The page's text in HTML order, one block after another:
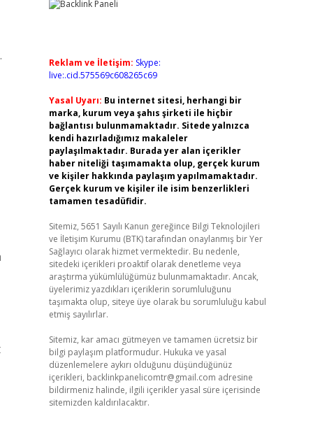
Reklam ve İletişim: Skype:
live:.cid.575569c608265c69
Yasal Uyarı: Bu internet sitesi, herhangi bir
marka, kurum veya şahıs şirketi ile hiçbir
bağlantısı bulunmamaktadır. Sitede yalnızca
kendi hazırladığımız makaleler
paylaşılmaktadır. Burada yer alan içerikler
haber niteliği taşımamakta olup, gerçek kurum
ve kişiler hakkında paylaşım yapılmamaktadır.
Gerçek kurum ve kişiler ile isim benzerlikleri
tamamen tesadüfidir.
Sitemiz, 5651 Sayılı Kanun gereğince Bilgi Teknolojileri
ve İletişim Kurumu (BTK) tarafından onaylanmış bir Yer
Sağlayıcı olarak hizmet vermektedir. Bu nedenle,
sitedeki içerikleri proaktif olarak denetleme veya
araştırma yükümlülüğümüz bulunmamaktadır. Ancak,
üyelerimiz yazdıkları içeriklerin sorumluluğunu
taşımakta olup, siteye üye olarak bu sorumluluğu kabul
etmiş sayılırlar.
Sitemiz, kar amacı gütmeyen ve tamamen ücretsiz bir
bilgi paylaşım platformudur. Hukuka ve yasal
düzenlemelere aykırı olduğunu düşündüğünüz
içerikleri, backlinkpanelicomtr@gmail.com adresine
bildirmeniz halinde, ilgili içerikler yasal süre içerisinde
sitemizden kaldırılacaktır.